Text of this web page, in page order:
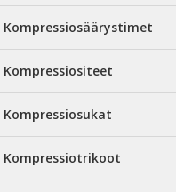
Kompressiosäärystimet
Kompressiositeet
Kompressiosukat
Kompressiotrikoot